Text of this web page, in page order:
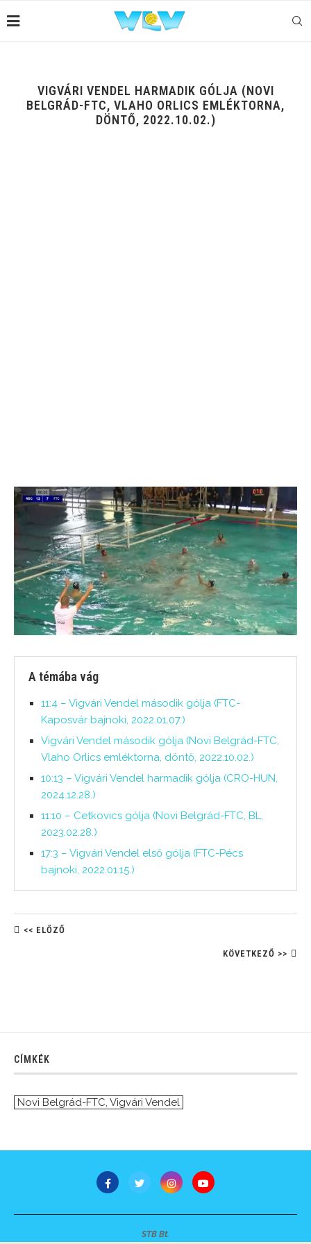
VIGVÁRI VENDEL HARMADIK GÓLJA (NOVI
BELGRÁD-FTC, VLAHO ORLICS EMLÉKTORNA,
DÖNTŐ, 2022.10.02.)
A témába vág
11:4 – Vigvári Vendel második gólja (FTC-
Kaposvár bajnoki, 2022.01.07.)
Vigvári Vendel második gólja (Novi Belgrád-FTC,
Vlaho Orlics emléktorna, döntő, 2022.10.02.)
10:13 – Vigvári Vendel harmadik gólja (CRO-HUN,
2024.12.28.)
11:10 – Cetkovics gólja (Novi Belgrád-FTC, BL,
2023.02.28.)
17:3 – Vigvári Vendel első gólja (FTC-Pécs
bajnoki, 2022.01.15.)
<< ELŐZŐ
KÖVETKEZŐ >>
CÍMKÉK
Novi Belgrád-FTC, Vigvári Vendel
STB Bt.